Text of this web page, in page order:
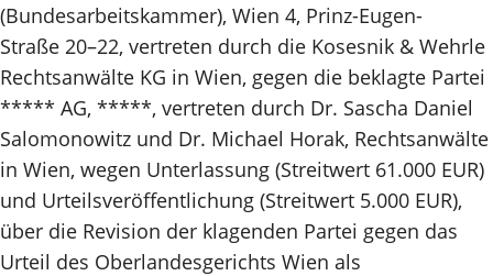
(Bundesarbeitskammer), Wien 4, Prinz-Eugen-
Straße 20–22, vertreten durch die Kosesnik & Wehrle
Rechtsanwälte KG in Wien, gegen die beklagte Partei
***** AG, *****, vertreten durch Dr. Sascha Daniel
Salomonowitz und Dr. Michael Horak, Rechtsanwälte
in Wien, wegen Unterlassung (Streitwert 61.000 EUR)
und Urteilsveröffentlichung (Streitwert 5.000 EUR),
über die Revision der klagenden Partei gegen das
Urteil des Oberlandesgerichts Wien als